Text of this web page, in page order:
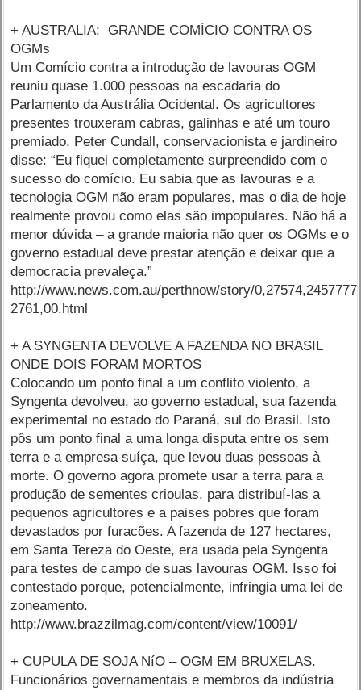
+ AUSTRALIA: GRANDE COMÍCIO CONTRA OS
OGMs
Um Comício contra a introdução de lavouras OGM
reuniu quase 1.000 pessoas na escadaria do
Parlamento da Austrália Ocidental. Os agricultores
presentes trouxeram cabras, galinhas e até um touro
premiado. Peter Cundall, conservacionista e jardineiro
disse: “Eu fiquei completamente surpreendido com o
sucesso do comício. Eu sabia que as lavouras e a
tecnologia OGM não eram populares, mas o dia de hoje
realmente provou como elas são impopulares. Não há a
menor dúvida – a grande maioria não quer os OGMs e o
governo estadual deve prestar atenção e deixar que a
democracia prevaleça.”
http://www.news.com.au/perthnow/story/
2761,00.html
+ A SYNGENTA DEVOLVE A FAZENDA NO BRASIL
ONDE DOIS FORAM MORTOS
Colocando um ponto final a um conflito violento, a
Syngenta devolveu, ao governo estadual, sua fazenda
experimental no estado do Paraná, sul do Brasil. Isto
pôs um ponto final a uma longa disputa entre os sem
terra e a empresa suíça, que levou duas pessoas à
morte. O governo agora promete usar a terra para a
produção de sementes crioulas, para distribuí-las a
pequenos agricultores e a paises pobres que foram
devastados por furacões. A fazenda de 127 hectares,
em Santa Tereza do Oeste, era usada pela Syngenta
para testes de campo de suas lavouras OGM. Isso foi
contestado porque, potencialmente, infringia uma lei de
zoneamento.
http://www.brazzilmag.com/content/view/10091/
+ CUPULA DE SOJA NíO – OGM EM BRUXELAS.
Funcionários governamentais e membros da indústria